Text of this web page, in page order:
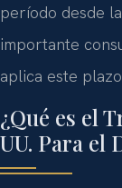
período desde
importante
aplica este
¿Qué es el
UU. Para el